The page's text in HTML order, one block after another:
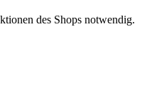
des Shops notwendig.